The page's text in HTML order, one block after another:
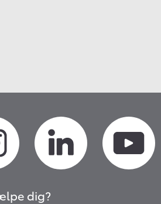
dig?